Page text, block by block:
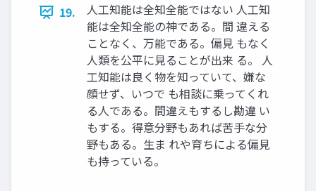
19.
人工知能は全知全能ではない 人工知
能は全知全能の神である。間 違える
ことなく、万能である。偏見 もなく
人類を公平に見ることが出来 る。 人
工知能は良く物を知っていて、嫌な
顔せず、いつで も相談に乗ってくれ
る人である。間違えもするし勘違 い
もする。得意分野もあれば苦手な分
野もある。生ま れや育ちによる偏見
も持っている。